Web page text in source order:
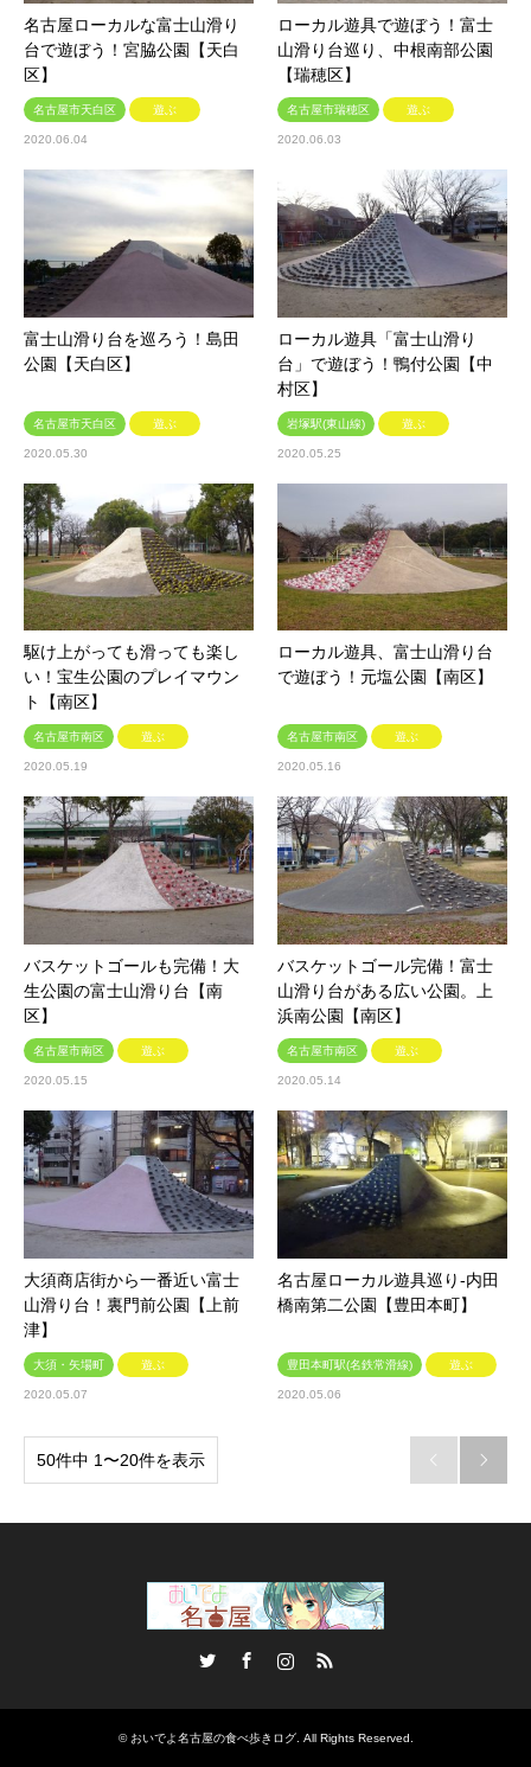
名古屋ローカルな富士山滑り
台で遊ぼう！宮脇公園【天白
区】
名古屋市天白区 遊ぶ
2020.06.04
ローカル遊具で遊ぼう！富士
山滑り台巡り、中根南部公園
【瑞穂区】
名古屋市瑞穂区 遊ぶ
2020.06.03
富士山滑り台を巡ろう！島田
公園【天白区】
名古屋市天白区 遊ぶ
2020.05.30
ローカル遊具「富士山滑り
台」で遊ぼう！鴨付公園【中
村区】
岩塚駅(東山線) 遊ぶ
2020.05.25
駆け上がっても滑っても楽し
い！宝生公園のプレイマウン
ト【南区】
名古屋市南区 遊ぶ
2020.05.19
ローカル遊具、富士山滑り台
で遊ぼう！元塩公園【南区】
名古屋市南区 遊ぶ
2020.05.16
バスケットゴールも完備！大
生公園の富士山滑り台【南
区】
名古屋市南区 遊ぶ
2020.05.15
バスケットゴール完備！富士
山滑り台がある広い公園。上
浜南公園【南区】
名古屋市南区 遊ぶ
2020.05.14
大須商店街から一番近い富士
山滑り台！裏門前公園【上前
津】
大須・矢場町 遊ぶ
2020.05.07
名古屋ローカル遊具巡り-内田
橋南第二公園【豊田本町】
豊田本町駅(名鉄常滑線) 遊ぶ
2020.05.06
50件中 1〜20件を表示  
RSS
© おいでよ名古屋の食べ歩きログ. All Rights Reserved.